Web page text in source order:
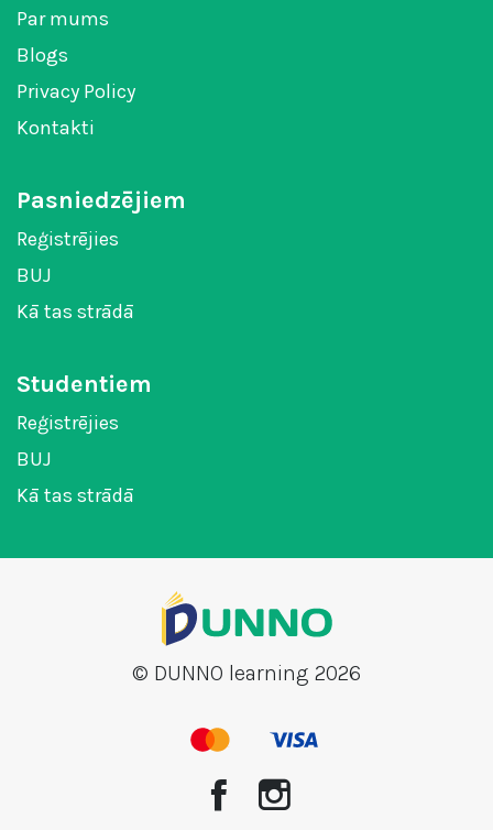
Par mums
Blogs
Privacy Policy
Kontakti
Pasniedzējiem
Reģistrējies
BUJ
Kā tas strādā
Studentiem
Reģistrējies
BUJ
Kā tas strādā
© DUNNO learning 2026